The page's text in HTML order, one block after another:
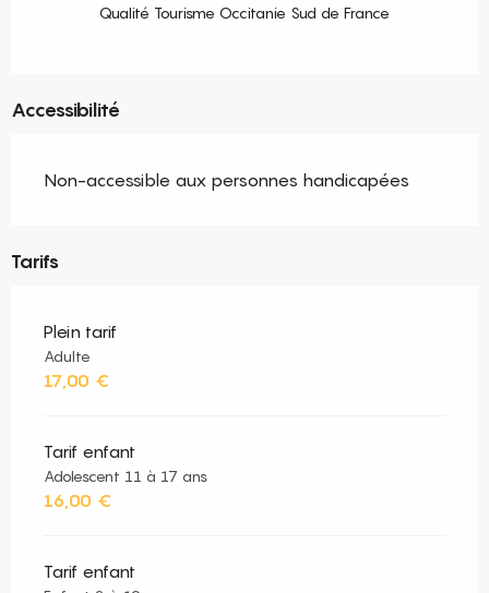
Qualité Tourisme Occitanie Sud de France
Accessibilité
Non-accessible aux personnes handicapées
Tarifs
Plein tarif
Adulte
17,00 €
Tarif enfant
Adolescent 11 à 17 ans
16,00 €
Tarif enfant